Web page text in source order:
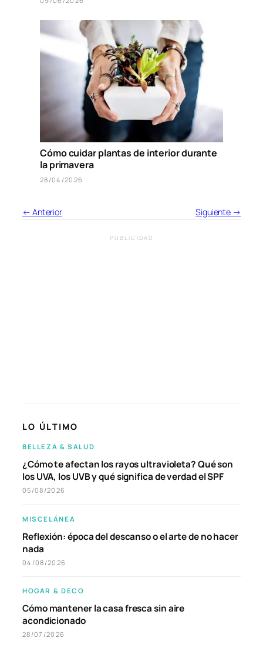
Cómo cuidar plantas de interior durante
la primavera
28/04/2026
← Anterior Siguiente →
PUBLICIDAD
LO ÚLTIMO
BELLEZA & SALUD
¿Cómo te afectan los rayos ultravioleta? Qué son
los UVA, los UVB y qué significa de verdad el SPF
05/08/2026
MISCELÁNEA
Reflexión: época del descanso o el arte de no hacer
nada
04/08/2026
HOGAR & DECO
Cómo mantener la casa fresca sin aire
acondicionado
28/07/2026